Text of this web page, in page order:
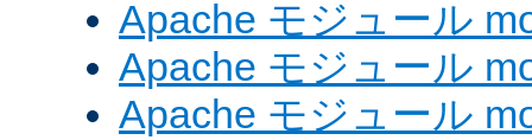
Apache モジュール
Apache モジュール
Apache モジュール